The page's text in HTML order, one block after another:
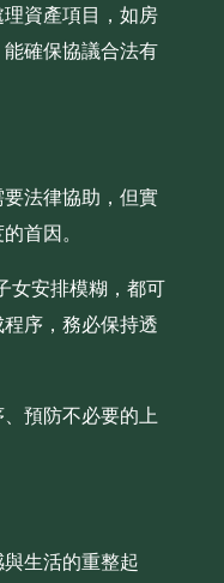
資產項目，如房
確保協議合法有
法律協助，但實
首因。
女安排模糊，都可
序，務必保持透
預防不必要的上
生活的重整起